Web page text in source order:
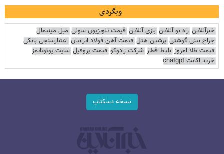
وبگردی
خبرآنلاین راه نو آنلاین بازی آنلاین قیمت تلویزیون سونی مبل مینیمال
جراح بینی گوشتی پرشین هتل قیمت آهن فولاد ایرانیان اعتبارسنجی بانکی
قیمت طلا امروز بلیط قطار شرکت رادوکو قیمت پروفیل سایت یوتوتایمز
خرید اکانت chatgpt
نسخه دسکتاپ